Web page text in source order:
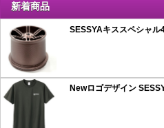
新着商品